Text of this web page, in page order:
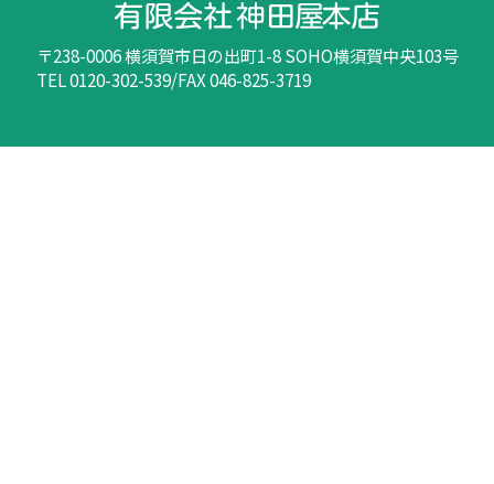
〒238-0006 横須賀市日の出町1-8 SOHO横須賀中央103号
TEL 0120-302-539/FAX 046-825-3719